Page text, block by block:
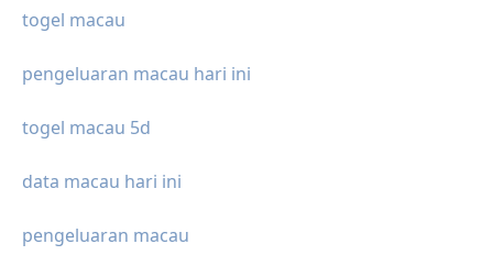
togel macau
pengeluaran macau hari ini
togel macau 5d
data macau hari ini
pengeluaran macau